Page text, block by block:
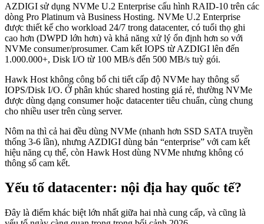
AZDIGI sử dụng NVMe U.2 Enterprise cấu hình RAID-10 trên các
dòng Pro Platinum và Business Hosting. NVMe U.2 Enterprise
được thiết kế cho workload 24/7 trong datacenter, có tuổi thọ ghi
cao hơn (DWPD lớn hơn) và khả năng xử lý ổn định hơn so với
NVMe consumer/prosumer. Cam kết IOPS từ AZDIGI lên đến
1.000.000+, Disk I/O từ 100 MB/s đến 500 MB/s tuỳ gói.
Hawk Host không công bố chi tiết cấp độ NVMe hay thông số
IOPS/Disk I/O. Ở phân khúc shared hosting giá rẻ, thường NVMe
được dùng dạng consumer hoặc datacenter tiêu chuẩn, cùng chung
cho nhiều user trên cùng server.
Nôm na thì cả hai đều dùng NVMe (nhanh hơn SSD SATA truyền
thống 3-6 lần), nhưng AZDIGI dùng bản “enterprise” với cam kết
hiệu năng cụ thể, còn Hawk Host dùng NVMe nhưng không có
thông số cam kết.
Yếu tố datacenter: nội địa hay quốc tế?
Đây là điểm khác biệt lớn nhất giữa hai nhà cung cấp, và cũng là